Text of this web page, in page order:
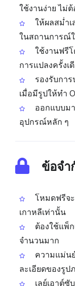
ใช้งานง่าย ไม่
ให้ผลสม่ำ
ในสถานการณ์
ใช้งานฟรี
การแปลงครั้งเ
รองรับกา
เมื่อมีรูปให้ทำ
ออกแบบม
อุปกรณ์หลัก ๆ
ข้อจ
โหมดฟรีจ
เกาหลีเท่านั้น
ต้องใช้แพ็
จำนวนมาก
ความแม่น
ละเอียดของรูป
เลย์เอาต์